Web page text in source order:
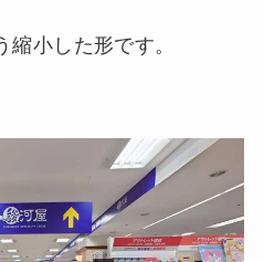
小した形です。